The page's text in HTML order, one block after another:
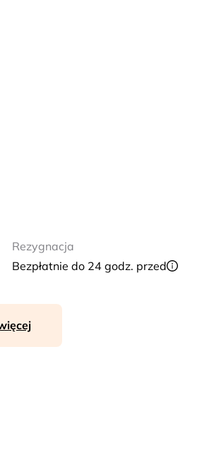
Rezygnacja
Bezpłatnie do 24 godz. przed